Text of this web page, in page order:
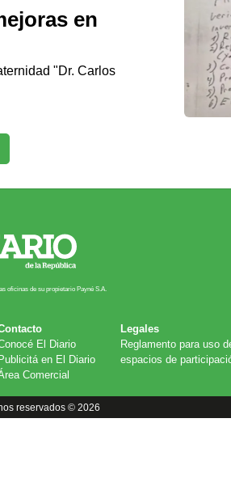
en
"Dr. Carlos
oficinas de su propietario Payn​é S.A.
El Diario
Publicitá en El Diario
Comercial
Legales
Reglamento para uso
espacios de
reservados © 2026